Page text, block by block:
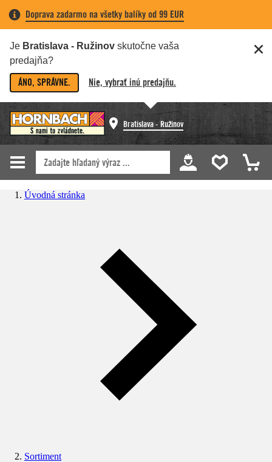
Doprava zadarmo na všetky balíky od 99 EUR
Je Bratislava - Ružinov skutočne vaša
predajňa?
ÁNO, SPRÁVNE. Nie, vybrať inú predajňu.
Bratislava - Ružinov
Úvodná stránka
Sortiment